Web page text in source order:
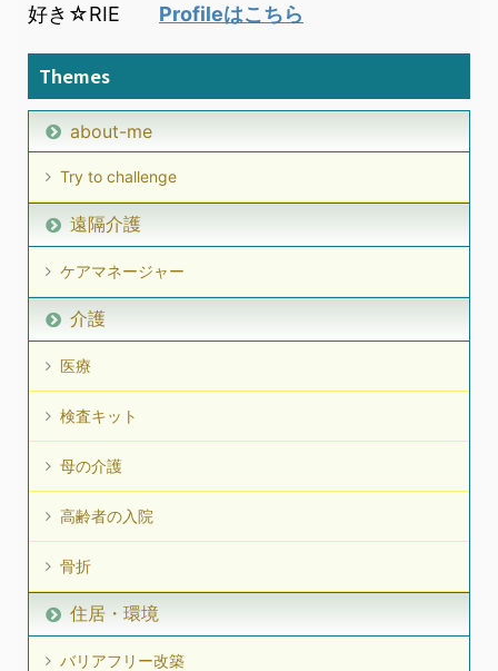
好き☆RIE Profileはこちら
Themes
about-me
Try to challenge
遠隔介護
ケアマネージャー
介護
医療
検査キット
母の介護
高齢者の入院
骨折
住居・環境
バリアフリー改築